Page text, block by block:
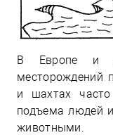
В Европе и
месторождений
и шахтах
подъема людей
животными.